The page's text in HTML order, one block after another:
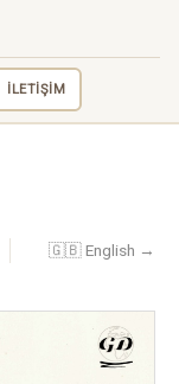
İLETİŞİM
🇬🇧 English →